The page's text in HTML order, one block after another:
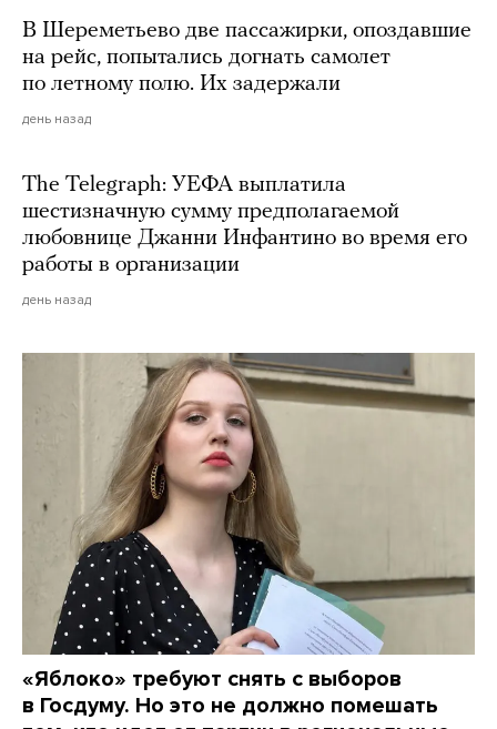
В Шереметьево две пассажирки, опоздавшие
на рейс, попытались догнать самолет
по летному полю. Их задержали
день назад
The Telegraph: УЕФА выплатила
шестизначную сумму предполагаемой
любовнице Джанни Инфантино во время его
работы в организации
день назад
«Яблоко» требуют снять с выборов
в Госдуму. Но это не должно помешать